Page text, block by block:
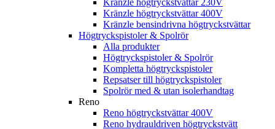
Kränzle högtryckstvättar 230V
Kränzle högtryckstvättar 400V
Kränzle bensindrivna högtryckstvättar
Högtryckspistoler & Spolrör
Alla produkter
Högtryckspistoler & Spolrör
Kompletta högtryckspistoler
Repsatser till högtryckspistoler
Spolrör med & utan isolerhandtag
Reno
Reno högtryckstvättar 400V
Reno hydrauldriven högtryckstvätt